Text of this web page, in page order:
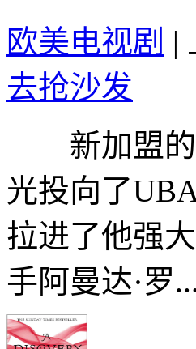
欧美电视剧 |
去抢沙发
新加盟的
光投向了
拉进了他强
手阿曼达·罗